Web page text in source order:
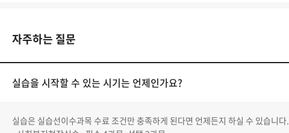
자주하는 질문
실습을 시작할 수 있는 시기는 언제인가요?
실습은 실습선이수과목 수료 조건만 충족하게 된다면 언제든지 하실 수 있습니다.